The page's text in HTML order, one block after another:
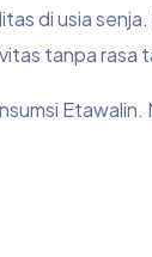
di usia
tanpa rasa